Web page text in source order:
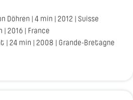
Döhren | 4 min | 2012 | Suisse
| 2016 | France
| 24 min | 2008 | Grande-Bretagne